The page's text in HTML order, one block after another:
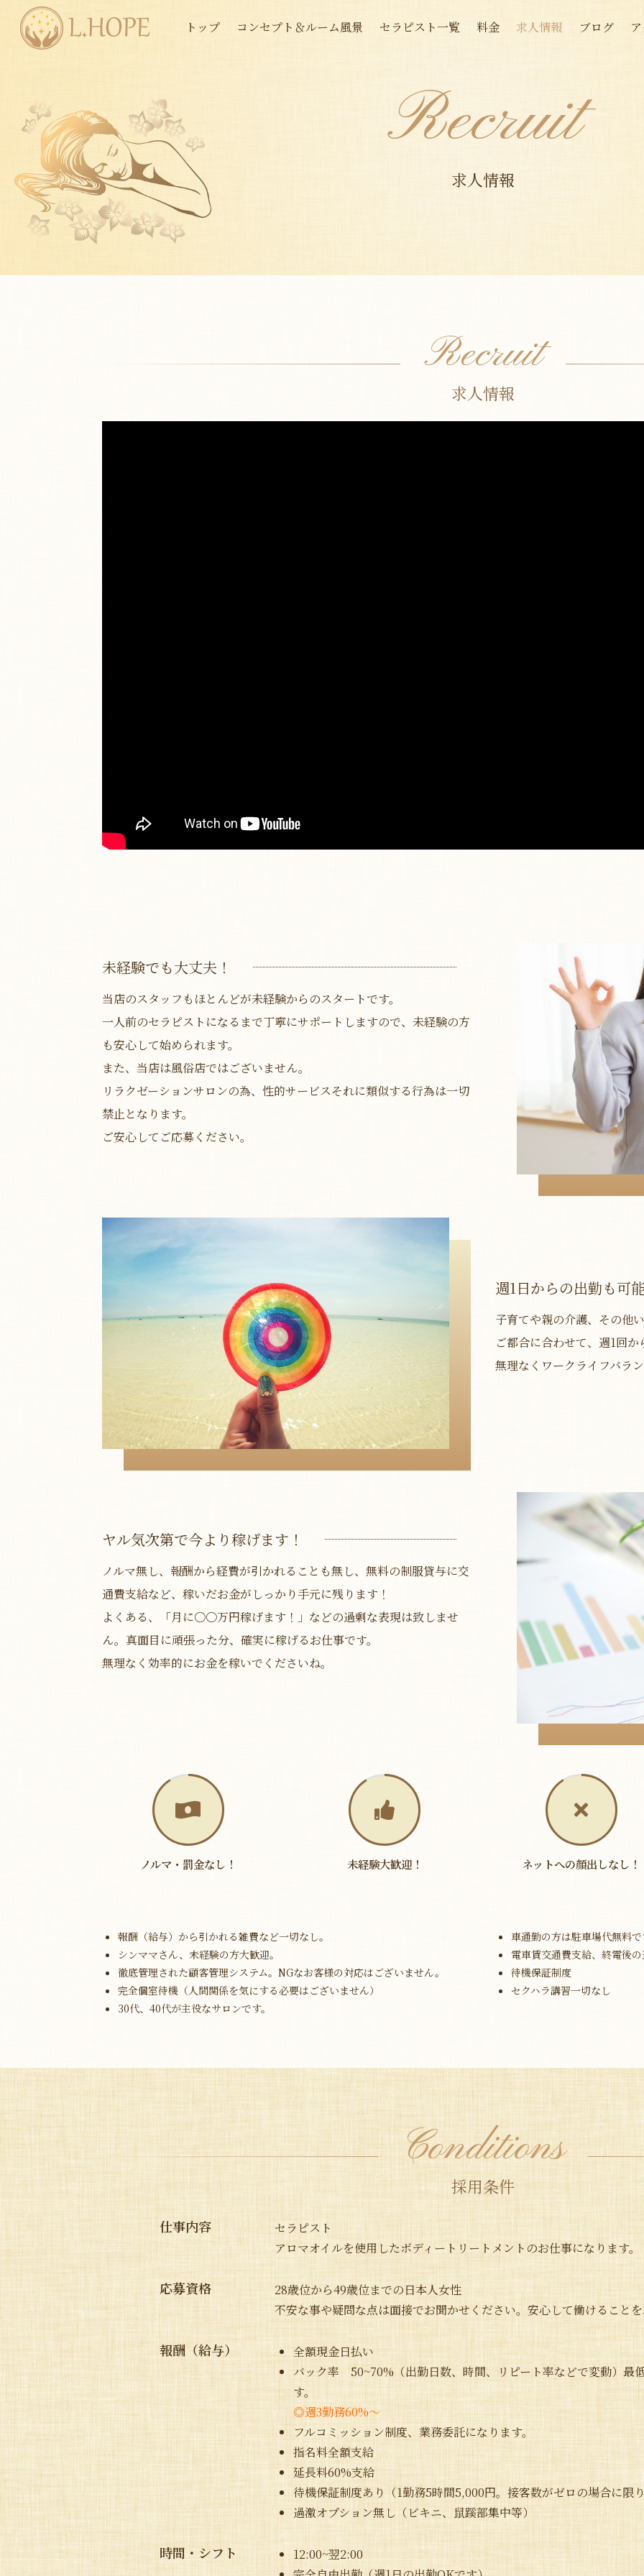
トップ コンセプト＆ルーム風景 セラピスト一覧 料金 求人情報 ブログ
Recruit
求人情報
Recruit
求人情報
未経験でも大丈夫！
当店のスタッフもほとんどが未経験からのスタートです。
一人前のセラピストになるまで丁寧にサポートしますので、未経験の方
も安心して始められます。
また、当店は風俗店ではございません。
リラクゼーションサロンの為、性的サービスそれに類似する行為は一切
禁止となります。
ご安心してご応募ください。
週1日からの出勤も可
子育てや親の介護、その他
ご都合に合わせて、週1回
無理なくワークライフバラ
ヤル気次第で今より稼げます！
ノルマ無し、報酬から経費が引かれることも無し、無料の制服貸与に交
通費支給など、稼いだお金がしっかり手元に残ります！
よくある、「月に〇〇万円稼げます！」などの過剰な表現は致しませ
ん。真面目に頑張った分、確実に稼げるお仕事です。
無理なく効率的にお金を稼いでくださいね。
ノルマ・罰金なし！ 未経験大歓迎！ ネットへの顔出しなし！
報酬（給与）から引かれる雑費など一切なし。
シンママさん、未経験の方大歓迎。
徹底管理された顧客管理システム。NGなお客様の対応はございません。
完全個室待機（人間関係を気にする必要はございません）
30代、40代が主役なサロンです。
車通勤の方は駐車場代無料
電車賃交通費支給、終電後
待機保証制度
セクハラ講習一切なし
Conditions
採用条件
仕事内容
セラピスト
アロマオイルを使用したボディートリートメントのお仕事になります。
応募資格
28歳位から49歳位までの日本人女性
不安な事や疑問な点は面接でお聞かせください。安心して働けること
報酬（給与）
全額現金日払い
バック率 50~70%（出勤日数、時間、リピート率などで変動）最
す。
◎週3勤務60%〜
フルコミッション制度、業務委託になります。
指名料全額支給
延長料60%支給
待機保証制度あり（1勤務5時間5,000円。接客数がゼロの場合に限
過激オプション無し（ビキニ、鼠蹊部集中等）
時間・シフト
12:00~翌2:00